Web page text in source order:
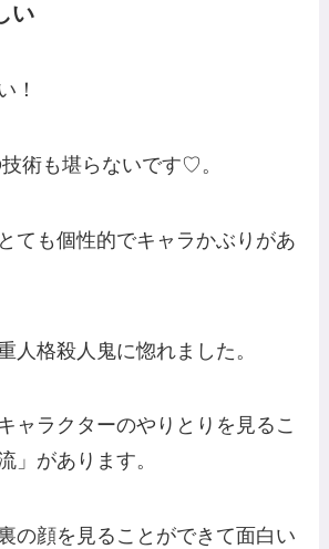
い
！
術も堪らないです♡。
ても個性的でキャラかぶりがあ
人格殺人鬼に惚れました。
ャラクターのやりとりを見るこ
」があります。
の顔を見ることができて面白い